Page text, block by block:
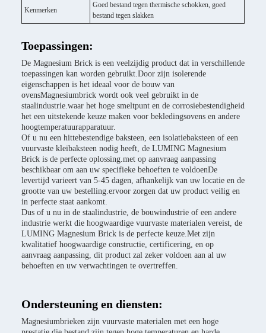
Kenmerken
Goed bestand tegen thermische schokken, goed
bestand tegen slakken
Toepassingen:
De Magnesium Brick is een veelzijdig product dat in verschillende
toepassingen kan worden gebruikt.Door zijn isolerende
eigenschappen is het ideaal voor de bouw van
ovensMagnesiumbrick wordt ook veel gebruikt in de
staalindustrie.waar het hoge smeltpunt en de corrosiebestendigheid
het een uitstekende keuze maken voor bekledingsovens en andere
hoogtemperatuurapparatuur.
Of u nu een hittebestendige baksteen, een isolatiebaksteen of een
vuurvaste kleibaksteen nodig heeft, de LUMING Magnesium
Brick is de perfecte oplossing.met op aanvraag aanpassing
beschikbaar om aan uw specifieke behoeften te voldoenDe
levertijd varieert van 5-45 dagen, afhankelijk van uw locatie en de
grootte van uw bestelling.ervoor zorgen dat uw product veilig en
in perfecte staat aankomt.
Dus of u nu in de staalindustrie, de bouwindustrie of een andere
industrie werkt die hoogwaardige vuurvaste materialen vereist, de
LUMING Magnesium Brick is de perfecte keuze.Met zijn
kwalitatief hoogwaardige constructie, certificering, en op
aanvraag aanpassing, dit product zal zeker voldoen aan al uw
behoeften en uw verwachtingen te overtreffen.
Ondersteuning en diensten:
Magnesiumbrieken zijn vuurvaste materialen met een hoge